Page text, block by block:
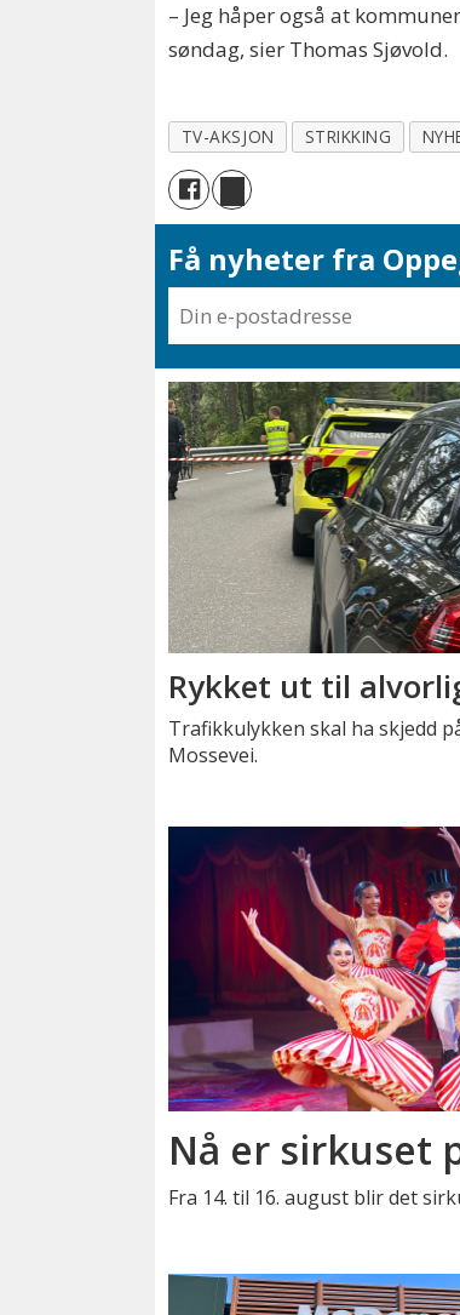
– Jeg håper også at
søndag, sier Thomas Sjøvold.
TV-AKSJON STRIKKING
Få nyheter fra
Rykket ut til
Trafikkulykken skal ha skjedd
Mossevei.
Nå er sirkuset
Fra 14. til 16. august blir det